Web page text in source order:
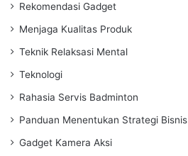
Rekomendasi Gadget
Menjaga Kualitas Produk
Teknik Relaksasi Mental
Teknologi
Rahasia Servis Badminton
Panduan Menentukan Strategi Bisnis
Gadget Kamera Aksi